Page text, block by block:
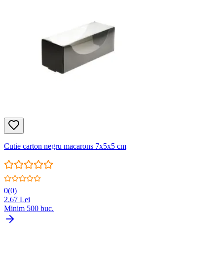
Cutie carton negru macarons 7x5x5 cm
0(0)
2.67 Lei
Minim 500 buc.